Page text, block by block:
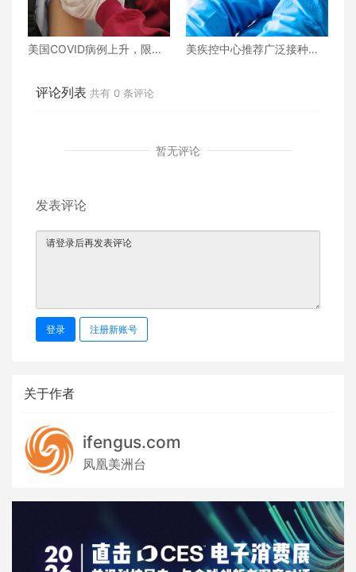
美国COVID病例上升，限制
美疾控中心推荐广泛接种新
评论列表 共有 0 条评论
暂无评论
发表评论
登录 注册新账号
关于作者
ifengus.com
凤凰美洲台